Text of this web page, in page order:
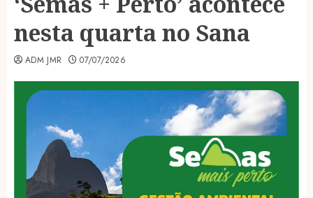
nesta quarta no Sana
ADM JMR 07/07/2026